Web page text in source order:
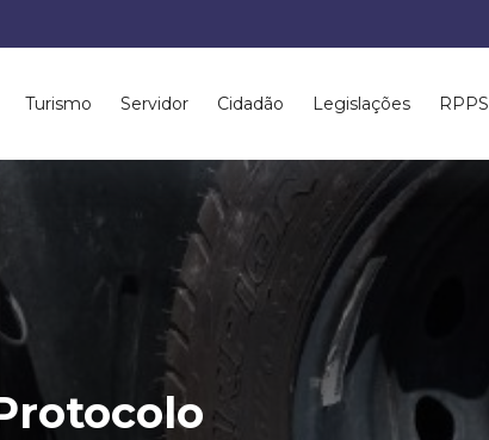
Turismo Servidor Cidadão Legislações RPPS